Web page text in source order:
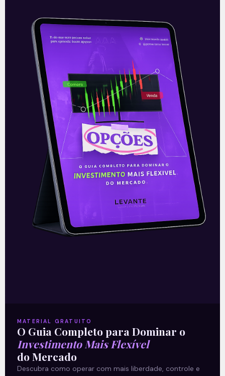
Começa a safra de balanços
Esta terça-feira marcará o início da
temporada de resultados das
companhias abertas americanas
referentes ao segundo trimestre do ano.
Até agora, os números previstos para
Leia mais
13/07/2021
PepsiCo (PEP): Resultados do
MATERIAL GRATUITO
O Guia Completo para Dominar o
Investimento Mais Flexível
do Mercado
Descubra como operar com mais liberdade, controle e